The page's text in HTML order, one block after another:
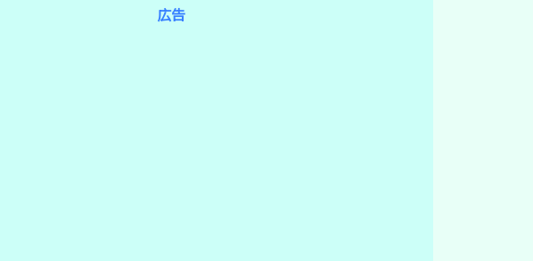
広告